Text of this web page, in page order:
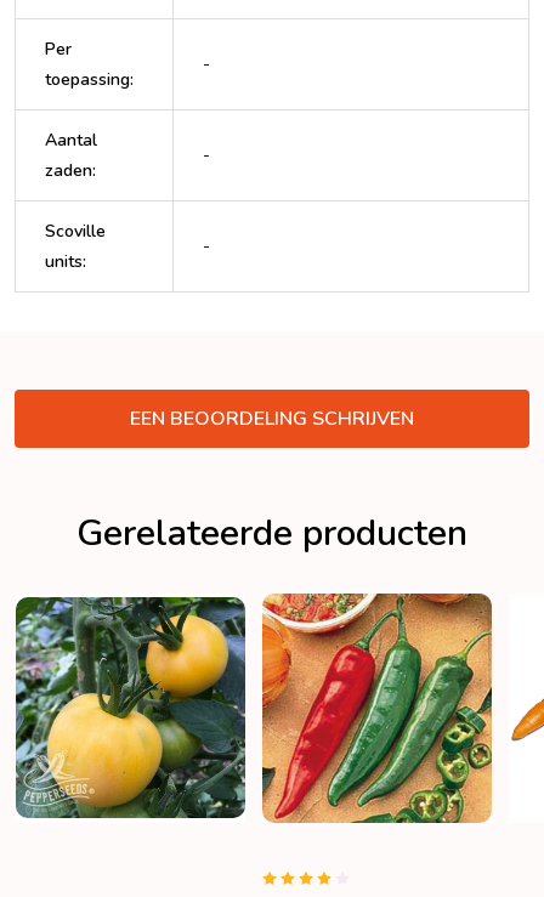
Per
toepassing:
-
Aantal
zaden:
-
Scoville
units:
-
EEN BEOORDELING SCHRIJVEN
Gerelateerde producten